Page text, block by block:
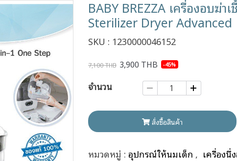
BABY BREZZA เครื่องอบฆ่
Sterilizer Dryer Advanced
SKU : 1230000046152
7,100 THB 3,900 THB -45%
จำนวน
สั่งซื้อสินค้า
หมวดหมู่ : อุปกรณ์ให้นมเด็ก , เครื่องนึ่